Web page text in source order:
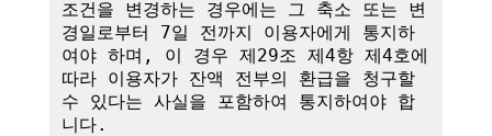
조건을 변경하는 경우에는 그 축소 또는 변
경일로부터 7일 전까지 이용자에게 통지하
여야 하며, 이 경우 제29조 제4항 제4호에
따라 이용자가 잔액 전부의 환급을 청구할
수 있다는 사실을 포함하여 통지하여야 합
니다.